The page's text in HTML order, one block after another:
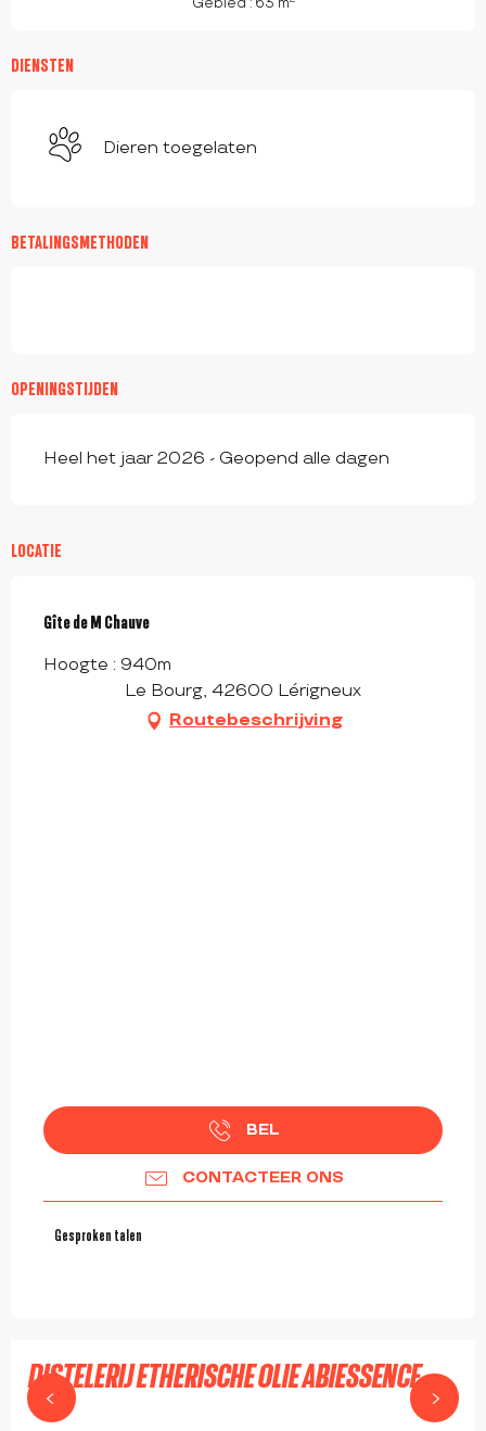
DIENSTEN
Dieren toegelaten
BETALINGSMETHODEN
OPENINGSTIJDEN
Heel het jaar 2026 - Geopend alle dagen
LOCATIE
Gîte de M Chauve
Hoogte : 940m
Le Bourg, 42600 Lérigneux
Routebeschrijving
BEL
CONTACTEER ONS
Gesproken talen
Gesproken talen
DISTELERIJ ETHERISCHE OLIE ABIESSENCE
VERRIÈRES-EN-FOREZ